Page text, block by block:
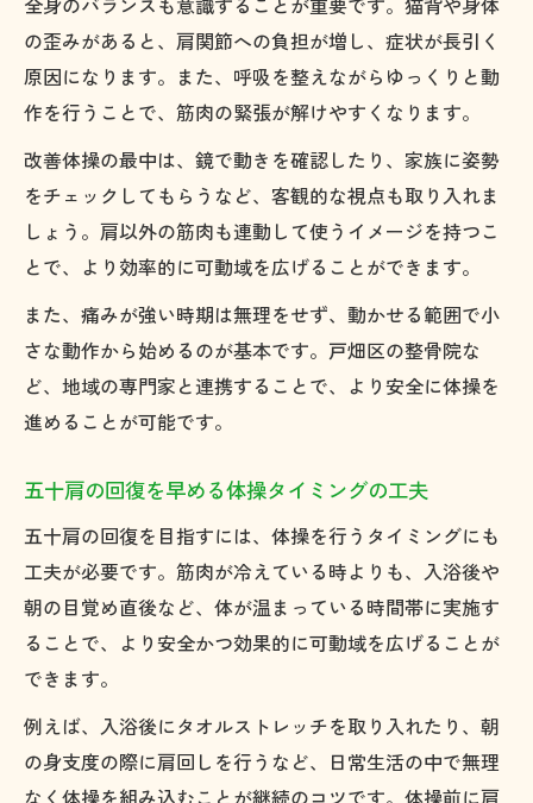
の歪みがあると、肩関節への負担が増し、症状が長引く
原因になります。また、呼吸を整えながらゆっくりと動
作を行うことで、筋肉の緊張が解けやすくなります。
改善体操の最中は、鏡で動きを確認したり、家族に姿勢
をチェックしてもらうなど、客観的な視点も取り入れま
しょう。肩以外の筋肉も連動して使うイメージを持つこ
とで、より効率的に可動域を広げることができます。
また、痛みが強い時期は無理をせず、動かせる範囲で小
さな動作から始めるのが基本です。戸畑区の整骨院な
ど、地域の専門家と連携することで、より安全に体操を
進めることが可能です。
五十肩の回復を早める体操タイミングの工夫
五十肩の回復を目指すには、体操を行うタイミングにも
工夫が必要です。筋肉が冷えている時よりも、入浴後や
朝の目覚め直後など、体が温まっている時間帯に実施す
ることで、より安全かつ効果的に可動域を広げることが
できます。
例えば、入浴後にタオルストレッチを取り入れたり、朝
の身支度の際に肩回しを行うなど、日常生活の中で無理
なく体操を組み込むことが継続のコツです。体操前に肩